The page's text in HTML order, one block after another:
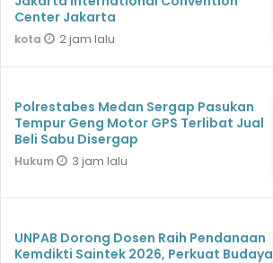
Center Jakarta
kota 2 jam lalu
Polrestabes Medan Sergap Pasukan
Tempur Geng Motor GPS Terlibat Jual
Beli Sabu Disergap
Hukum 3 jam lalu
UNPAB Dorong Dosen Raih Pendanaan
Kemdikti Saintek 2026, Perkuat Budaya